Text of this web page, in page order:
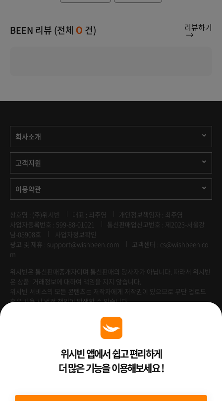
BEEN 리뷰 (전체 0 건) 리뷰하기
회사소개
고객지원
이용약관
상호명 : (주)위시빈 대표 : 최주영
개인정보책임자 : 최주영
사업자등록번호 : 599-88-01021
통신판매업신고번호 : 제2023-서울강
남-05908호
사업자정보확인
광고 및 제휴 : support@wishbeen.com
고객센터 : cs@wishbeen.co
m
위시빈은 통신판매중개자이며 통신판매의 당사자가 아닙니다. 따라서 위시빈
은 상품·거래정보에 대하여 책임을 지지 않습니다.
위시빈 서비스의 모든 콘텐츠는 저작자에게 저작권이 있으므로 무단 업로드
혹은 사용 시 법적 책임이 발생할 수 있습니다.
Venture Enterprise위시빈 앱에서 쉽고 편리하게
더 많은 기능을 이용해보세요 !